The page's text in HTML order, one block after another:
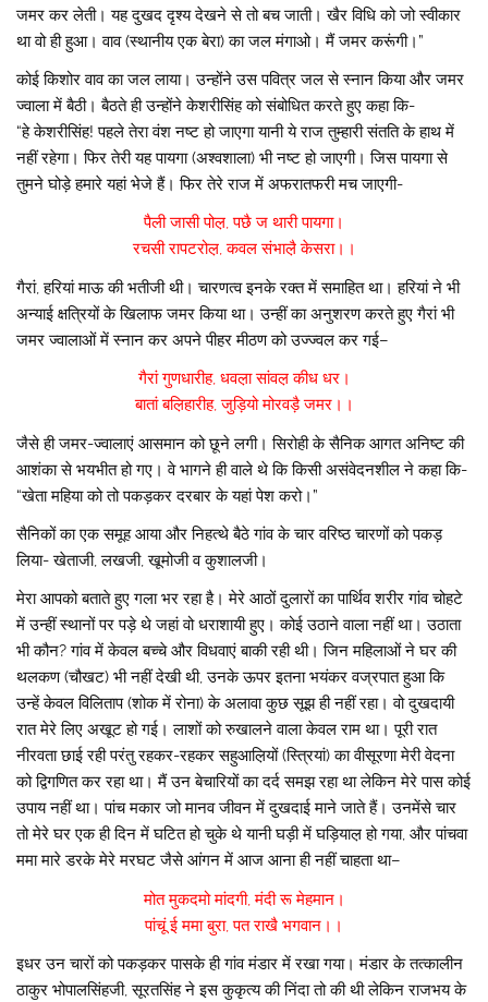
जमर कर लेती। यह दुखद दृश्य देखने से तो बच जाती। खैर विधि को जो स्वीकार
था वो ही हुआ। वाव (स्थानीय एक बेरा) का जल मंगाओ। मैं जमर करूंगी।”
कोई किशोर वाव का जल लाया। उन्होंने उस पवित्र जल से स्नान किया और जमर
ज्वाला में बैठी। बैठते ही उन्होंने केशरीसिंह को संबोधित करते हुए कहा कि-
“हे केशरीसिंह! पहले तेरा वंश नष्ट हो जाएगा यानी ये राज तुम्हारी संतति के हाथ में
नहीं रहेगा। फिर तेरी यह पायगा (अश्वशाला) भी नष्ट हो जाएगी। जिस पायगा से
तुमने घोड़े हमारे यहां भेजे हैं। फिर तेरे राज में अफरातफरी मच जाएगी-
पैली जासी पोल़, पछै ज थारी पायगा।
रचसी रापटरोल़, कवल संभाल़ै केसरा।।
गैरां, हरियां माऊ की भतीजी थी। चारणत्व इनके रक्त में समाहित था। हरियां ने भी
अन्याई क्षत्रियों के खिलाफ जमर किया था। उन्हीं का अनुशरण करते हुए गैरां भी
जमर ज्वालाओं में स्नान कर अपने पीहर मीठण को उज्ज्वल कर गई–
गैरां गुणधारीह, धवल़ा सांवल़ कीध धर।
बातां बल़िहारीह, जुड़ियो मोरवड़ै जमर।।
जैसे ही जमर-ज्वालाएं आसमान को छूने लगी। सिरोही के सैनिक आगत अनिष्ट की
आशंका से भयभीत हो गए। वे भागने ही वाले थे कि किसी असंवेदनशील ने कहा कि-
“खेता महिया को तो पकड़कर दरबार के यहां पेश करो।”
सैनिकों का एक समूह आया और निहत्थे बैठे गांव के चार वरिष्ठ चारणों को पकड़
लिया- खेताजी, लखजी, खूमोजी व कुशालजी।
मेरा आपको बताते हुए गला भर रहा है। मेरे आठों दुलारों का पार्थिव शरीर गांव चोहटे
में उन्हीं स्थानों पर पड़े थे जहां वो धराशायी हुए। कोई उठाने वाला नहीं था। उठाता
भी कौन? गांव में केवल बच्चे और विधवाएं बाकी रही थी। जिन महिलाओं ने घर की
थलकण (चौखट) भी नहीं देखी थी, उनके ऊपर इतना भयंकर वज्रपात हुआ कि
उन्हें केवल विलिताप (शोक में रोना) के अलावा कुछ सूझ ही नहीं रहा। वो दुखदायी
रात मेरे लिए अखूट हो गई। लाशों को रुखालने वाला केवल राम था। पूरी रात
नीरवता छाई रही परंतु रहकर-रहकर सहुआल़ियों (स्त्रियां) का वीसूरणा मेरी वेदना
को द्विगणित कर रहा था। मैं उन बेचारियों का दर्द समझ रहा था लेकिन मेरे पास कोई
उपाय नहीं था। पांच मकार जो मानव जीवन में दुखदाई माने जाते हैं। उनमेंसे चार
तो मेरे घर एक ही दिन में घटित हो चुके थे यानी घड़ी में घड़ियाल़ हो गया, और पांचवा
ममा मारे डरके मेरे मरघट जैसे आंगन में आज आना ही नहीं चाहता था–
मोत मुकदमो मांदगी, मंदी रू मेहमान।
पांचूं ई ममा बुरा, पत राखै भगवान।।
इधर उन चारों को पकड़कर पासके ही गांव मंडार में रखा गया। मंडार के तत्कालीन
ठाकुर भोपालसिंहजी, सूरतसिंह ने इस कुकृत्य की निंदा तो की थी लेकिन राजभय के